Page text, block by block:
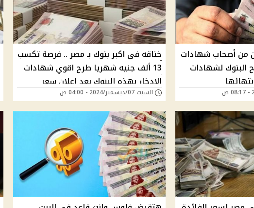
من أصحاب شهادات
البنوك لشهادات
خناقه في اكبر بنوك بـ مصر .. فرصة تكسب
13 ألف جنيه شهريا طرح اقوي شهادات
اﻻدخار بهذه البنوك بعد إعلان سعر
الفائدة
السبت 07/ديسمبر/2024 - 04:00 ص